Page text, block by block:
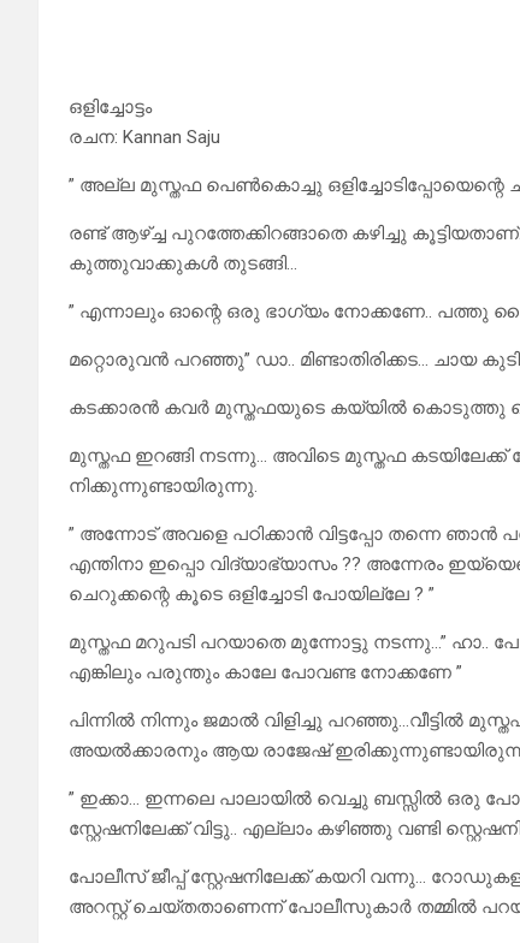
ഒളിച്ചോട്ടം
രചന: Kannan Saju
” അല്ല മുസ്തഫ പെൺകൊച്ചു ഒളിച്ചോടിപ്പോയെന്റെ
രണ്ട് ആഴ്ച്ച പുറത്തേക്കിറങ്ങാതെ കഴിച്ചു
കുത്തുവാക്കുകൾ തുടങ്ങി…
” എന്നാലും ഓന്റെ ഒരു ഭാഗ്യം നോക്കണേ.. പത്തു
മറ്റൊരുവൻ പറഞ്ഞു” ഡാ.. മിണ്ടാതിരിക്കട… ചായ
കടക്കാരൻ കവർ മുസ്തഫയുടെ കയ്യിൽ കൊടുത്തു
മുസ്തഫ ഇറങ്ങി നടന്നു… അവിടെ മുസ്തഫ
നിക്കുന്നുണ്ടായിരുന്നു.
” അന്നോട്‌ അവളെ പഠിക്കാൻ വിട്ടപ്പോ തന്നെ
എന്തിനാ ഇപ്പൊ വിദ്യാഭ്യാസം ?? അന്നേരം
ചെറുക്കന്റെ കൂടെ ഒളിച്ചോടി പോയില്ലേ ? ”
മുസ്തഫ മറുപടി പറയാതെ മുന്നോട്ടു നടന്നു…” ഹാ..
എങ്കിലും പരുന്തും കാലേ പോവണ്ട നോക്കണേ ”
പിന്നിൽ നിന്നും ജമാൽ വിളിച്ചു പറഞ്ഞു…വീട്ടിൽ
അയൽക്കാരനും ആയ രാജേഷ്
” ഇക്കാ… ഇന്നലെ പാലായിൽ വെച്ചു ബസ്സിൽ ഒരു
സ്റ്റേഷനിലേക്ക് വിട്ടു.. എല്ലാം കഴിഞ്ഞു വണ്ടി
പോലീസ് ജീപ്പ് സ്റ്റേഷനിലേക്ക് കയറി വന്നു…
അറസ്റ്റ് ചെയ്തതാണെന്ന് പോലീസുകാർ തമ്മിൽ